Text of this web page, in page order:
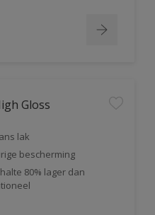
Gloss
lak
bescherming
80% lager dan